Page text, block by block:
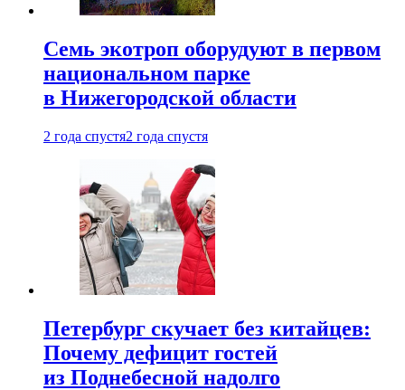
Семь экотроп оборудуют в первом
национальном парке
в Нижегородской области
2 года спустя2 года спустя
Петербург скучает без китайцев:
Почему дефицит гостей
из Поднебесной надолго